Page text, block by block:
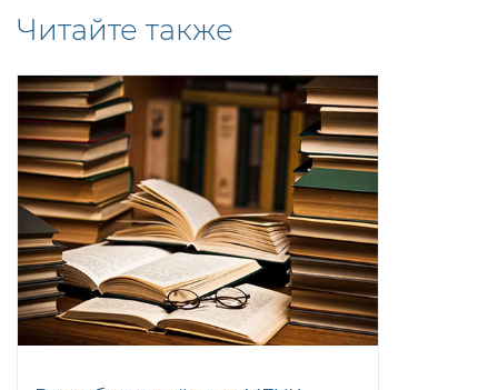
Читайте также